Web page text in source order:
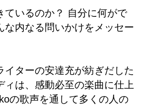
ているのか？ 自分に何がで
な内なる問いかけをメッセー
イターの安達充が紡ぎだした
ィは、感動必至の楽曲に仕上
の歌声を通して多くの人の